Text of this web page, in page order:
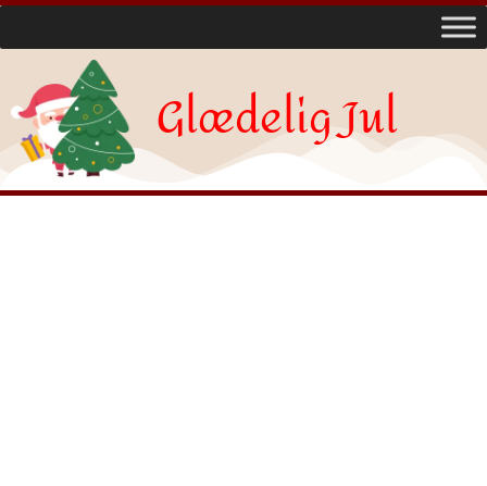
Glædelig Jul